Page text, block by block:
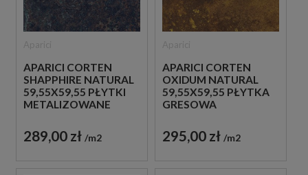
APARICI CORTEN
SHAPPHIRE NATURAL
59,55X59,55 PŁYTKI
METALIZOWANE
289,00 zł m2
APARICI CORTEN
OXIDUM NATURAL
59,55X59,55 PŁYTKA
GRESOWA
295,00 zł m2